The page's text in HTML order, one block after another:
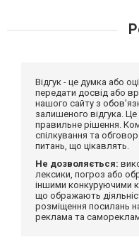
Відгук - це думка або
передати досвід або
нашого сайту з
залишеного відгука.
правильне рішення.
спілкування та
питань, що цікавлять.
Не дозволяється:
лексики, погроз або
іншими конкуруючими
що ображають
розміщення посилань
реклама та